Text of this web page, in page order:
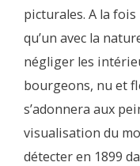
picturales. A la
qu’un avec la
négliger les
bourgeons, nu et
s’adonnera aux
visualisation du
détecter en 1899